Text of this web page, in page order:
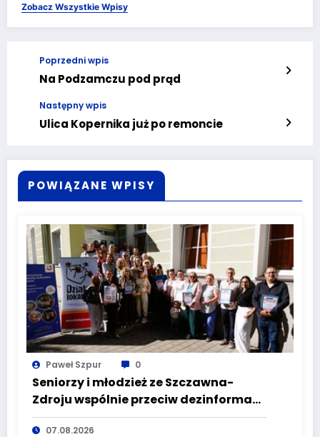
Zobacz Wszystkie Wpisy
Poprzedni wpis
Na Podzamczu pod prąd
Następny wpis
Ulica Kopernika już po remoncie
POWIĄZANE WPISY
Paweł Szpur 0
Seniorzy i młodzież ze Szczawna-
Zdroju wspólnie przeciw dezinformacji
i manipulacji
07.08.2026